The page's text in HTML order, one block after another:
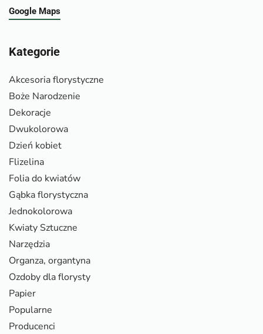
Google Maps
Kategorie
Akcesoria florystyczne
Boże Narodzenie
Dekoracje
Dwukolorowa
Dzień kobiet
Flizelina
Folia do kwiatów
Gąbka florystyczna
Jednokolorowa
Kwiaty Sztuczne
Narzędzia
Organza, organtyna
Ozdoby dla florysty
Papier
Popularne
Producenci